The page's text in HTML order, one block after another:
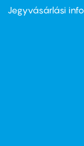
second
Jegyvásárlási